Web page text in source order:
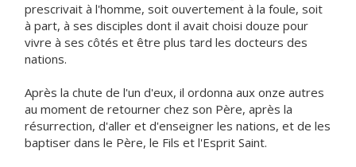
prescrivait à l'homme, soit ouvertement à la foule, soit
à part, à ses disciples dont il avait choisi douze pour
vivre à ses côtés et être plus tard les docteurs des
nations.
Après la chute de l'un d'eux, il ordonna aux onze autres
au moment de retourner chez son Père, après la
résurrection, d'aller et d'enseigner les nations, et de les
baptiser dans le Père, le Fils et l'Esprit Saint.